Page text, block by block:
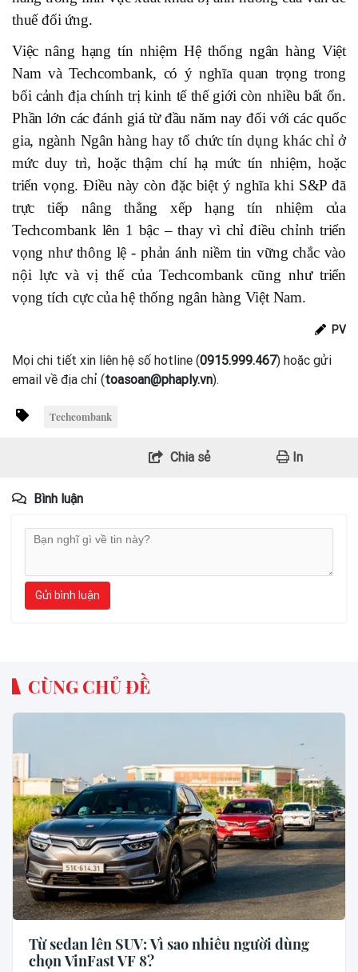
thuế đối ứng.
Việc nâng hạng tín nhiệm Hệ thống ngân hàng Việt
Nam và Techcombank, có ý nghĩa quan trọng trong
bối cảnh địa chính trị kinh tế thế giới còn nhiều bất ổn.
Phần lớn các đánh giá từ đầu năm nay đối với các quốc
gia, ngành Ngân hàng hay tổ chức tín dụng khác chỉ ở
mức duy trì, hoặc thậm chí hạ mức tín nhiệm, hoặc
triển vọng. Điều này còn đặc biệt ý nghĩa khi S&P đã
trực tiếp nâng thẳng xếp hạng tín nhiệm của
Techcombank lên 1 bậc – thay vì chỉ điều chỉnh triển
vọng như thông lệ - phản ánh niềm tin vững chắc vào
nội lực và vị thế của Techcombank cũng như triển
vọng tích cực của hệ thống ngân hàng Việt Nam.
PV
Mọi chi tiết xin liên hệ số hotline (0915.999.467) hoặc gửi
email về địa chỉ (toasoan@phaply.vn).
Techcombank
Chia sẻ In
Bình luận
Gửi bình luận
CÙNG CHỦ ĐỀ
Từ sedan lên SUV: Vì sao nhiều người dùng
chọn VinFast VF 8?